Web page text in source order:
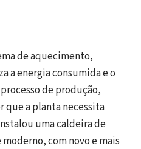
de aquecimento,
a energia consumida e o
de produção,
que a planta necessita
uma caldeira de
com novo e mais